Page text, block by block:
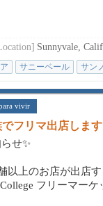
Sunnyvale,
サニーベール サン
vivir
フリマ出店しま
せ✨
以上のお店が出店す
フリーマーケ